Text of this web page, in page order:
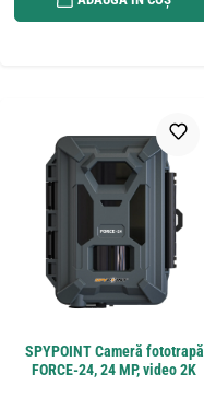
SPYPOINT Cameră fototrapă
FORCE-24, 24 MP, video 2K